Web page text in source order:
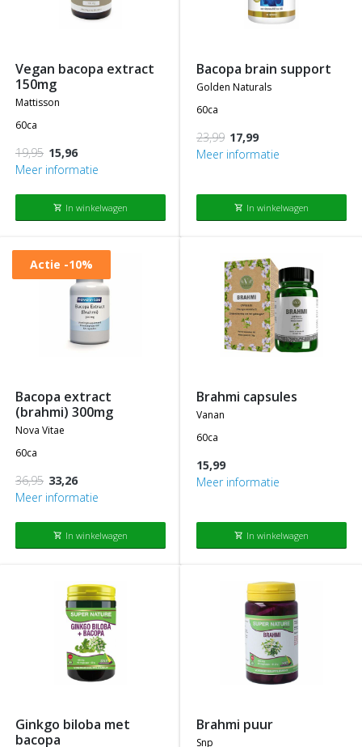
vegan bacopa extract
150mg
mattisson
60ca
19,95 15,96
Meer informatie
shopping_cart In winkelwagen
bacopa brain support
golden naturals
60ca
23,99 17,99
Meer informatie
shopping_cart In winkelwagen
Actie -10%
bacopa extract
(brahmi) 300mg
nova vitae
60ca
36,95 33,26
Meer informatie
shopping_cart In winkelwagen
brahmi capsules
vanan
60ca
15,99
Meer informatie
shopping_cart In winkelwagen
ginkgo biloba met
bacopa
brahmi puur
snp